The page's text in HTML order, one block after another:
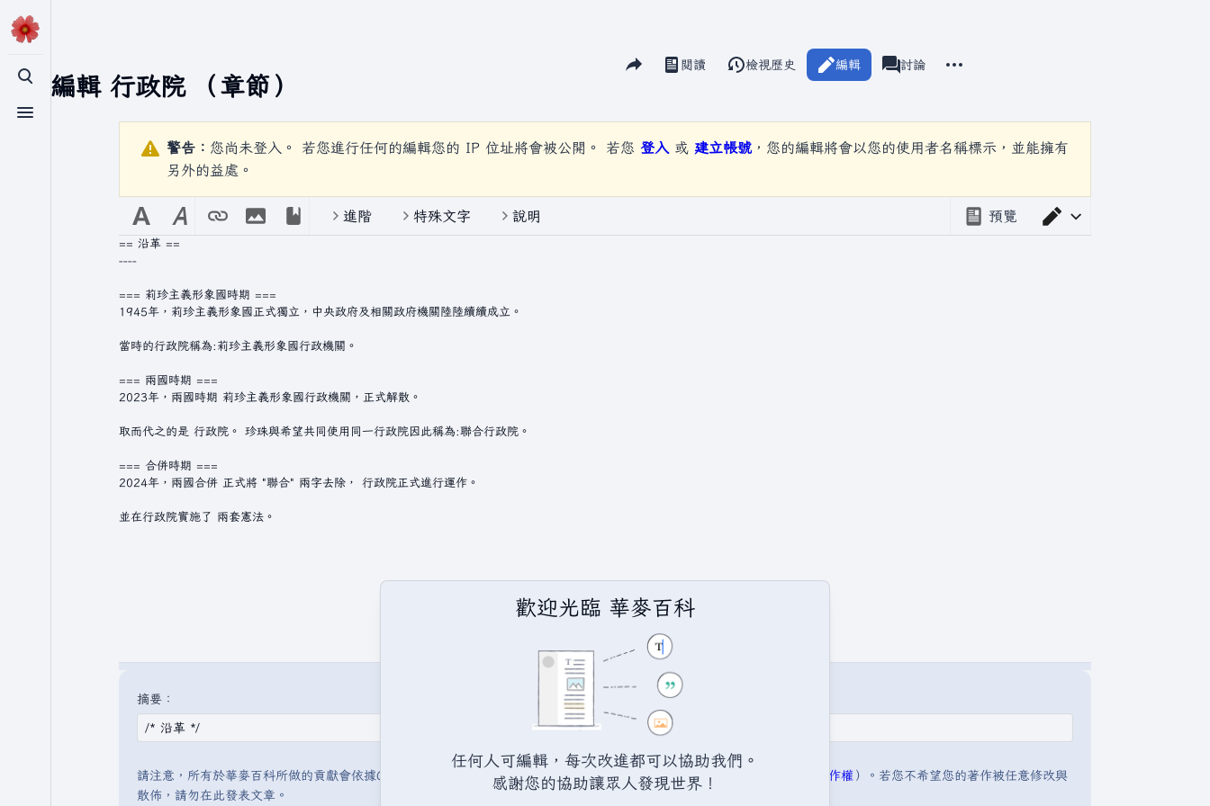
切換搜尋
切換選單
正在編輯 行政院（章節）
分享此頁面
視圖閱讀 編輯
檢視歷史 associated-pages
頁面
討論
警告： 您尚未登入。 若您進行任何的編輯您的 IP 位址將會被公開。 若您 登入 或 建立帳號 ，您的編輯將會以您的使用者名稱標示，並能擁有
另外的益處。
預覽
切換編輯器
進階 特殊文字 說明
摘要：
請注意，所有於華麥百科所做的貢獻會依據CC BY-SA（創用CC 姓名標示─相同方式分享）授權條款發佈（詳情請見 說明:著作權 ）。若您不希望您的著作被任意修改與
散佈，請勿在此發表文章。
歡迎光臨 華麥百科
任何人可編輯，每次改進都可以協助我們。
感謝您的協助讓眾人發現世界！